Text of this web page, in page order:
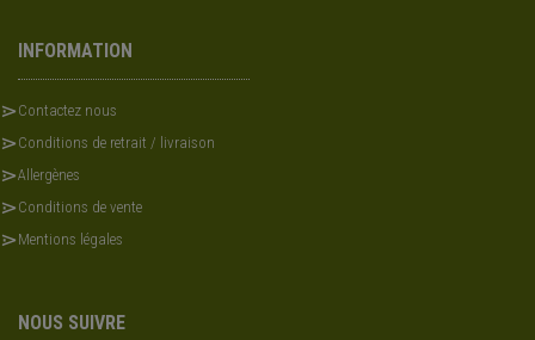
INFORMATION
Contactez nous
Conditions de retrait / livraison
Allergènes
Conditions de vente
Mentions légales
NOUS SUIVRE